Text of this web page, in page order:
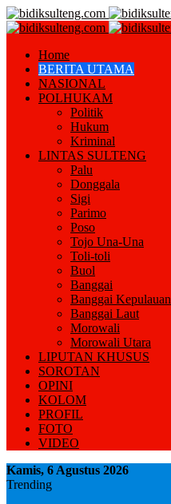
Home
BERITA UTAMA
NASIONAL
POLHUKAM
Politik
Hukum
Kriminal
LINTAS SULTENG
Palu
Donggala
Sigi
Parimo
Poso
Tojo Una-Una
Toli-toli
Buol
Banggai
Banggai Kepulauan
Banggai Laut
Morowali
Morowali Utara
LIPUTAN KHUSUS
SOROTAN
OPINI
KOLOM
PROFIL
FOTO
VIDEO
Kamis, 6 Agustus 2026
Trending